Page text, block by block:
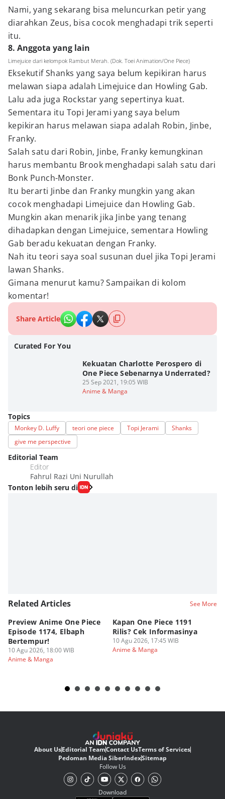
Nami, yang sekarang bisa meluncurkan petir yang
diarahkan Zeus, bisa cocok menghadapi trik seperti
itu.
8. Anggota yang lain
Limejuice dari kelompok Rambut Merah. (Dok. Toei Animation/One Piece)
Eksekutif Shanks yang saya belum kepikiran harus
melawan siapa adalah Limejuice dan Howling Gab.
Lalu ada juga Rockstar yang sepertinya kuat.
Sementara itu Topi Jerami yang saya belum
kepikiran harus melawan siapa adalah Robin, Jinbe,
Franky.
Salah satu dari Robin, Jinbe, Franky kemungkinan
harus membantu Brook menghadapi salah satu dari
Bonk Punch-Monster.
Itu berarti Jinbe dan Franky mungkin yang akan
cocok menghadapi Limejuice dan Howling Gab.
Mungkin akan menarik jika Jinbe yang tenang
dihadapkan dengan Limejuice, sementara Howling
Gab beradu kekuatan dengan Franky.
Nah itu teori saya soal susunan duel jika Topi Jerami
lawan Shanks.
Gimana menurut kamu? Sampaikan di kolom
komentar!
Share Article
Curated For You
Kekuatan Charlotte Perospero di
One Piece Sebenarnya Underrated?
25 Sep 2021, 19:05 WIB
Anime & Manga
Topics
Monkey D. Luffy teori one piece Topi Jerami
Shanks
give me perspective
Editorial Team
Editor
Fahrul Razi Uni Nurullah
Tonton lebih seru di
Related Articles See More
Preview Anime One Piece
Episode 1174, Elbaph
Bertempur!
10 Agu 2026, 18:00 WIB
Anime & Manga
Kapan One Piece 1191
Rilis? Cek Informasinya
10 Agu 2026, 17:45 WIB
Anime & Manga
About UsEditorial TeamContact UsTerms of Services
Pedoman Media SiberIndexSitemap
Follow Us
Download